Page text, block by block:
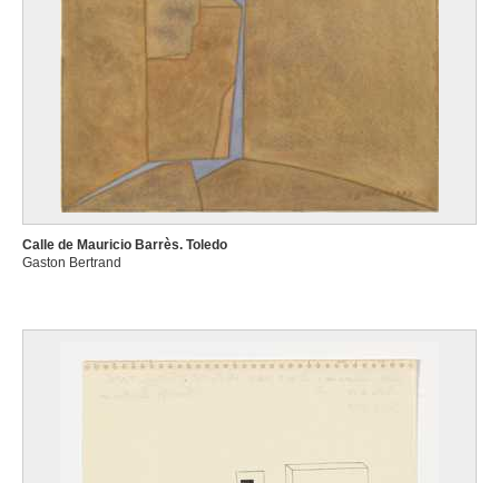
Calle de Mauricio Barrès. Toledo
Gaston Bertrand